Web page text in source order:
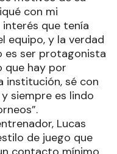
con mi
que tenía
equipo, y la verdad
es ser protagonista
que hay por
institución, sé con
siempre es lindo
Lucas
de juego que